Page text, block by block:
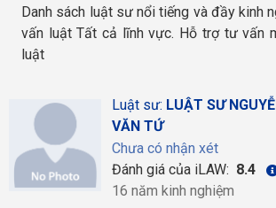
Danh sách luật sư nổi tiếng và đầy kinh
vấn luật Tất cả lĩnh vực. Hỗ trợ tư vấn
luật
Luật sư: LUẬT SƯ
VĂN TỨ
Chưa có nhận xét
Đánh giá của iLAW: 8.4
16 năm kinh nghiệm